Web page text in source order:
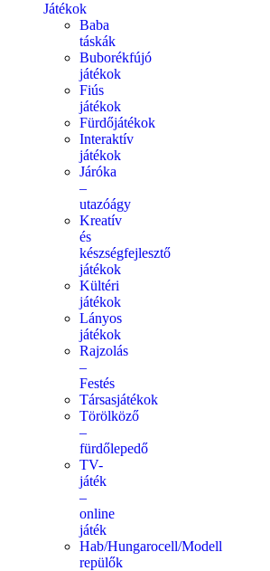
Játékok
Baba
táskák
Buborékfújó
játékok
Fiús
játékok
Fürdőjátékok
Interaktív
játékok
Járóka
–
utazóágy
Kreatív
és
készségfejlesztő
játékok
Kültéri
játékok
Lányos
játékok
Rajzolás
–
Festés
Társasjátékok
Törölköző
–
fürdőlepedő
TV-
játék
–
online
játék
Hab/Hungarocell/Modell
repülők